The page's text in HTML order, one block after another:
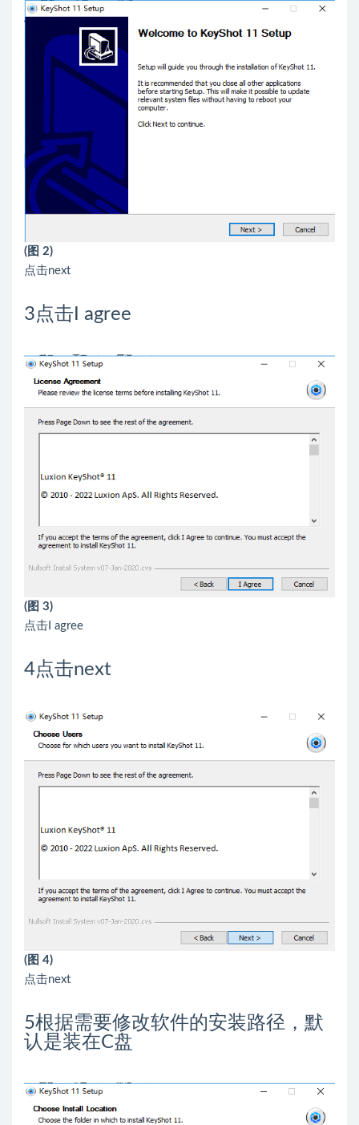
(图 2)
点击next
3点击I agree
(图 3)
点击I agree
4点击next
(图 4)
点击next
5根据需要修改软件的安装路径，默
认是装在C盘